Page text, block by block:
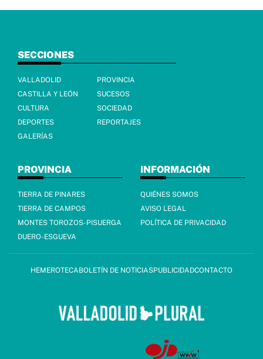
SECCIONES
VALLADOLID
PROVINCIA
CASTILLA Y LEÓN
SUCESOS
CULTURA
SOCIEDAD
DEPORTES
REPORTAJES
GALERÍAS
PROVINCIA
TIERRA DE PINARES
TIERRA DE CAMPOS
MONTES TOROZOS-PISUERGA
DUERO-ESGUEVA
INFORMACIÓN
QUIÉNES SOMOS
AVISO LEGAL
POLÍTICA DE PRIVACIDAD
HEMEROTECABOLETÍN DE NOTICIASPUBLICIDADCONTACTO